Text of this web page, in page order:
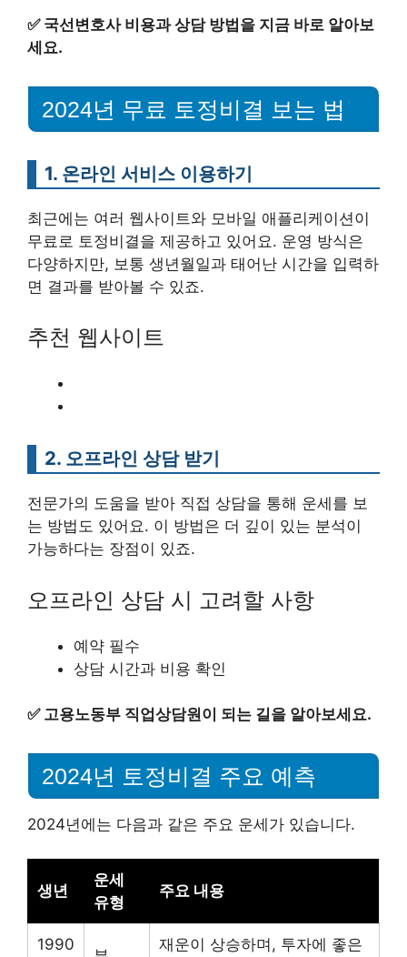
✅ 국선변호사 비용과 상담 방법을 지금 바로 알아보
세요.
2024년 무료 토정비결 보는 법
1. 온라인 서비스 이용하기
최근에는 여러 웹사이트와 모바일 애플리케이션이
무료로 토정비결을 제공하고 있어요. 운영 방식은
다양하지만, 보통 생년월일과 태어난 시간을 입력하
면 결과를 받아볼 수 있죠.
추천 웹사이트
2. 오프라인 상담 받기
전문가의 도움을 받아 직접 상담을 통해 운세를 보
는 방법도 있어요. 이 방법은 더 깊이 있는 분석이
가능하다는 장점이 있죠.
오프라인 상담 시 고려할 사항
예약 필수
상담 시간과 비용 확인
✅ 고용노동부 직업상담원이 되는 길을 알아보세요.
2024년 토정비결 주요 예측
2024년에는 다음과 같은 주요 운세가 있습니다.
생년
운세
유형
주요 내용
1990 재운이 상승하며, 투자에 좋은